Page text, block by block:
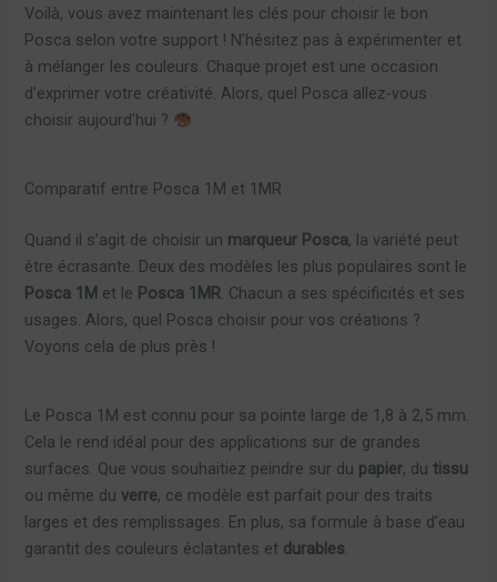
Voilà, vous avez maintenant les clés pour choisir le bon
Posca selon votre support ! N’hésitez pas à expérimenter et
à mélanger les couleurs. Chaque projet est une occasion
d’exprimer votre créativité. Alors, quel Posca allez-vous
choisir aujourd’hui ?
Comparatif entre Posca 1M et 1MR
Quand il s’agit de choisir un marqueur Posca, la variété peut
être écrasante. Deux des modèles les plus populaires sont le
Posca 1M et le Posca 1MR. Chacun a ses spécificités et ses
usages. Alors, quel Posca choisir pour vos créations ?
Voyons cela de plus près !
Le Posca 1M est connu pour sa pointe large de 1,8 à 2,5 mm.
Cela le rend idéal pour des applications sur de grandes
surfaces. Que vous souhaitiez peindre sur du papier, dutissu
ou même du verre, ce modèle est parfait pour des traits
larges et des remplissages. En plus, sa formule à base d’eau
garantit des couleurs éclatantes et durables.